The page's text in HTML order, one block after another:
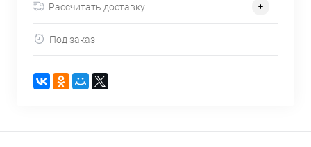
Рассчитать доставку
Под заказ